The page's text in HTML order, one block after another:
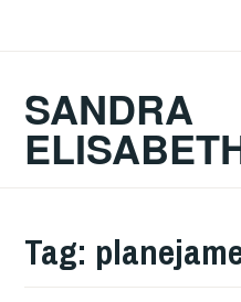
SANDRA
Tag: